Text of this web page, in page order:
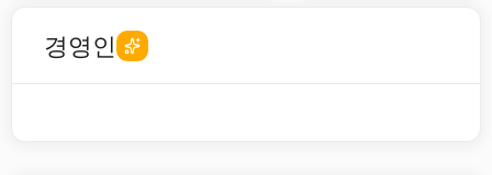
경영인